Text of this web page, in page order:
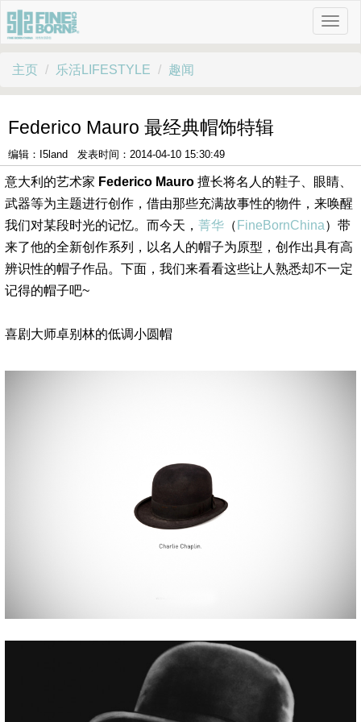
主页 乐活LIFESTYLE 趣闻
Federico Mauro 最经典帽饰特辑
编辑：I5land 发表时间：2014-04-10 15:30:49
意大利的艺术家 Federico Mauro 擅长将名人的鞋子、眼睛、
武器等为主题进行创作，借由那些充满故事性的物件，来唤醒
我们对某段时光的记忆。而今天， 菁华 （ FineBornChina）带
来了他的全新创作系列，以名人的帽子为原型，创作出具有高
辨识性的帽子作品。下面，我们来看看这些让人熟悉却不一定
记得的帽子吧~
喜剧大师卓别林的低调小圆帽